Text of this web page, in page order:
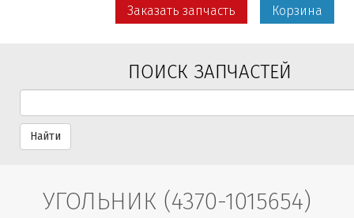
Заказать запчасть Корзина
ПОИСК ЗАПЧАСТЕЙ
Найти
УГОЛЬНИК (4370-1015654)